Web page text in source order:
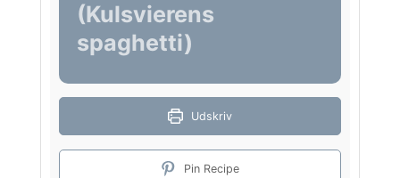
(Kulsvierens
spaghetti)
Udskriv
Pin Recipe